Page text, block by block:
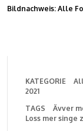
Bildnachweis: Alle
KATEGORIE
2021
TAGS
Ävver
Loss mer singe